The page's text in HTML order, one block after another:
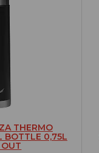
THERMO
BOTTLE 0,75L